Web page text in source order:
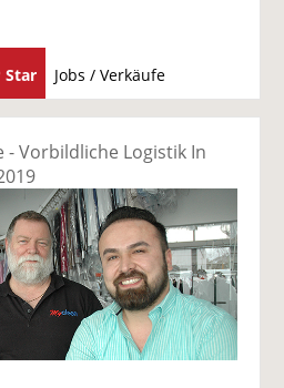
Star Jobs / Verkäufe
u
c
- Vorbildliche Logistik In